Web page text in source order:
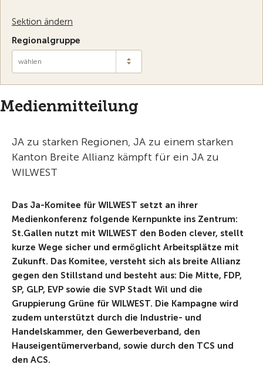
Sektion ändern
Regionalgruppe
wählen
Medienmitteilung
JA zu starken Regionen, JA zu einem starken
Kanton Breite Allianz kämpft für ein JA zu
WILWEST
Das Ja-Komitee für WILWEST setzt an ihrer
Medienkonferenz folgende Kernpunkte ins Zentrum:
St.Gallen nutzt mit WILWEST den Boden clever, stellt
kurze Wege sicher und ermöglicht Arbeitsplätze mit
Zukunft. Das Komitee, versteht sich als breite Allianz
gegen den Stillstand und besteht aus: Die Mitte, FDP,
SP, GLP, EVP sowie die SVP Stadt Wil und die
Gruppierung Grüne für WILWEST. Die Kampagne wird
zudem unterstützt durch die Industrie- und
Handelskammer, den Gewerbeverband, den
Hauseigentümerverband, sowie durch den TCS und
den ACS.